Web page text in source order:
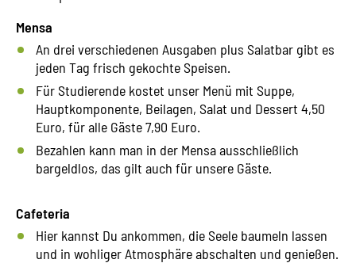
Mensa
An drei verschiedenen Ausgaben plus Salatbar gibt es
jeden Tag frisch gekochte Speisen.
Für Studierende kostet unser Menü mit Suppe,
Hauptkomponente, Beilagen, Salat und Dessert 4,50
Euro, für alle Gäste 7,90 Euro.
Bezahlen kann man in der Mensa ausschließlich
bargeldlos, das gilt auch für unsere Gäste.
Cafeteria
Hier kannst Du ankommen, die Seele baumeln lassen
und in wohliger Atmosphäre abschalten und genießen.